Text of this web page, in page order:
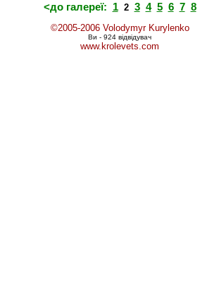
<до галереї: 12 3 4 5 6 7 8
©2005-2006 Volodymyr Kurylenko
Ви - 924 відвідувач
www.krolevets.com